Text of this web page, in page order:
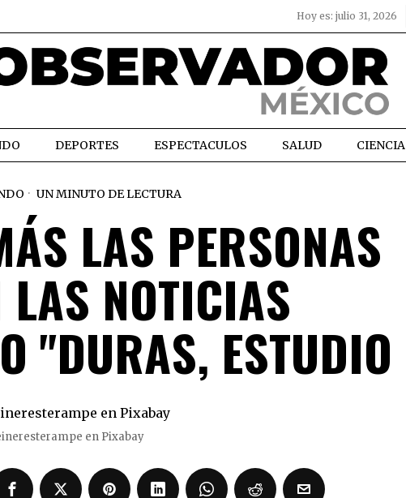
Hoy es: julio 31, 2026
DEPORTES ESPECTACULOS SALUD CIENCIA
UN MINUTO DE LECTURA
LAS PERSONAS
LAS NOTICIAS
"DURAS, ESTUDIO
en Pixabay